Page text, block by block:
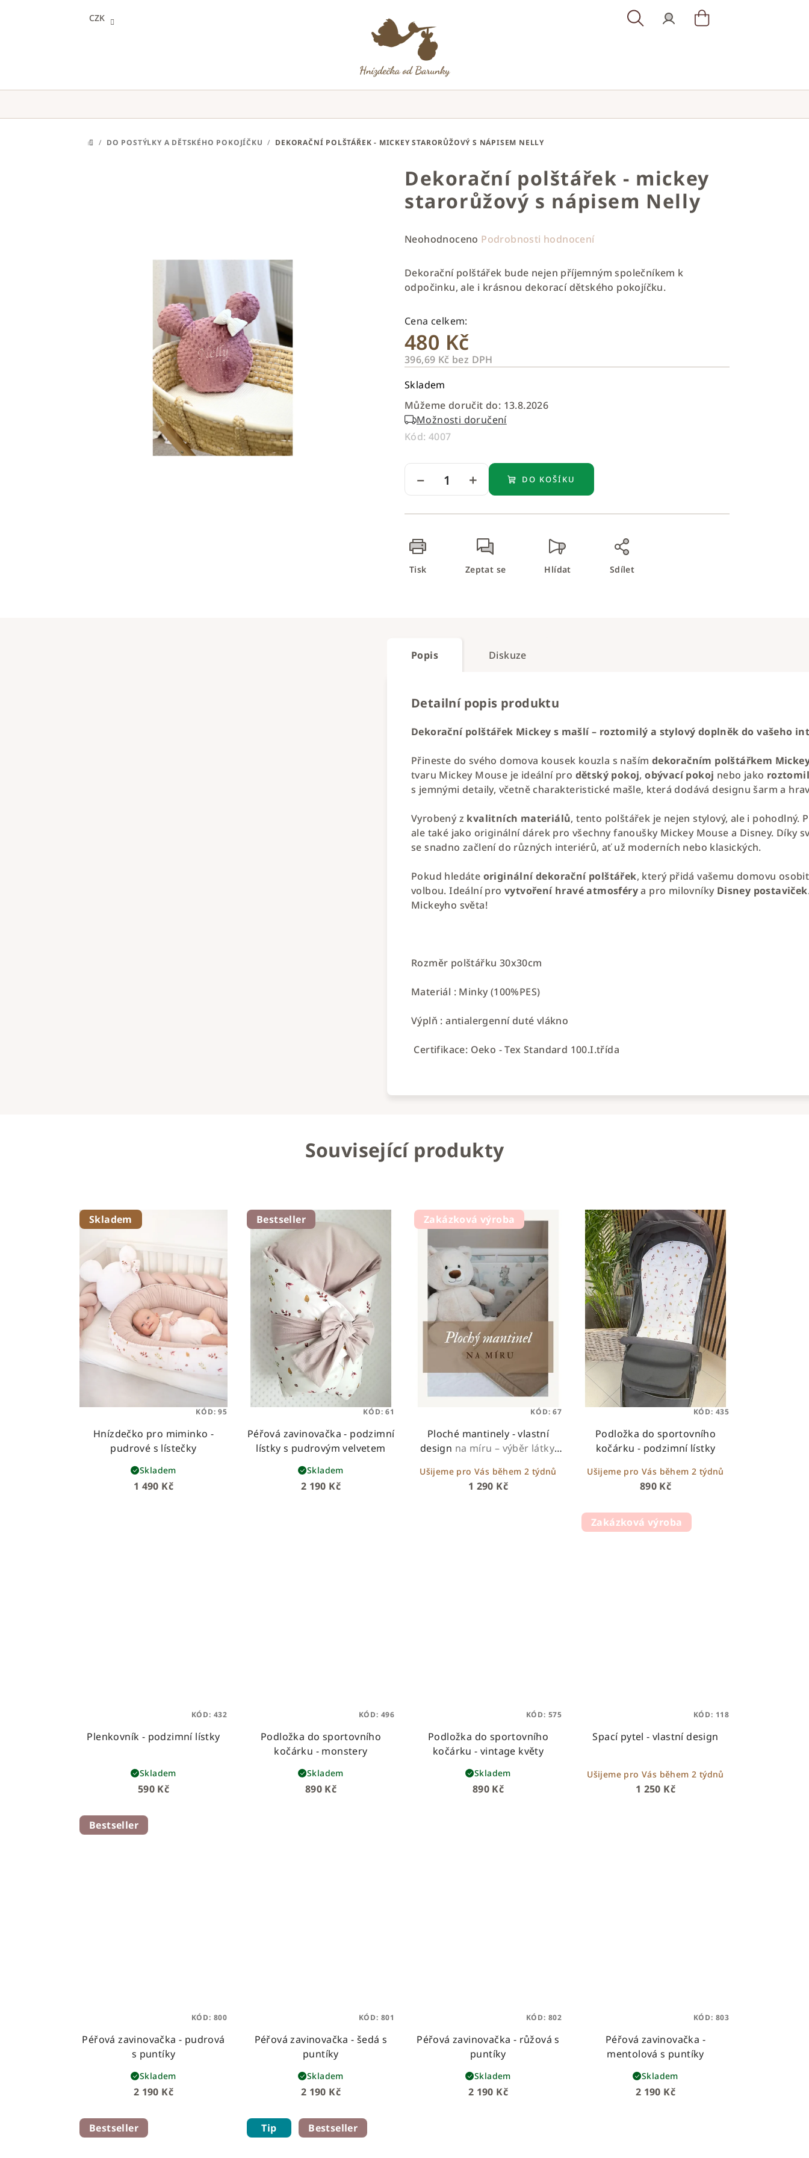
CZK
DOMŮ
/ DO POSTÝLKY A DĚTSKÉHO POKOJÍČKU / DEKORAČNÍ POLŠTÁŘEK - MICKEY STARORŮŽOVÝ S NÁPISEM NELLY
Dekorační polštářek - mickey
starorůžový s nápisem Nelly
Průměrné
produktu
0,0
5
hvězdiček.
Neohodnoceno Podrobnosti hodnocení
Dekorační polštářek bude nejen příjemným společníkem k
odpočinku, ale i krásnou dekorací dětského pokojíčku.
480 Kč
396,69 Kč bez DPH
cena:
Skladem
Můžeme doručit do: 13.8.2026
Možnosti doručení
Kód: 4007
+
− DO KOŠÍKU
Tisk Zeptat se Hlídat Sdílet
Popis Diskuze
Detailní popis produktu
Dekorační polštářek Mickey s mašlí – roztomilý a stylový doplněk do vašeho
Přineste do svého domova kousek kouzla s naším dekoračním polštářkem
tvaru Mickey Mouse je ideální pro dětský pokoj,obývací pokoj nebo jako
s jemnými detaily, včetně charakteristické mašle, která dodává designu šarm a
Vyrobený z kvalitních materiálů, tento polštářek je nejen stylový, ale i pohodlný.
ale také jako originální dárek pro všechny fanoušky Mickey Mouse a Disney. Díky
se snadno začlení do různých interiérů, ať už moderních nebo klasických.
Pokud hledáte originální dekorační polštářek, který přidá vašemu domovu
volbou. Ideální pro vytvoření hravé atmosférya pro milovníky Disney postaviček
Mickeyho světa!
Rozměr polštářku 30x30cm
Materiál : Minky (100%PES)
Výplň : antialergenní duté vlákno
Certifikace: Oeko - Tex Standard 100.I.třída
Související produkty
Skladem
Hnízdečko pro miminko -
pudrové s lístečky
1 490 Kč
Skladem
KÓD:95
Bestseller
Péřová zavinovačka - podzimní
lístky s pudrovým velvetem
2 190 Kč
Skladem
KÓD:61
Zakázková výroba
Ploché mantinely - vlastní
design na míru – výběr látky,
1 290 Kč
Ušijeme pro Vás během 2 týdnů
KÓD:67
Podložka do sportovního
kočárku - podzimní lístky
890 Kč
Ušijeme pro Vás během 2 týdnů
KÓD: 435
Plenkovník - podzimní lístky
590 Kč
Skladem
KÓD: 432
Podložka do sportovního
kočárku - monstery
890 Kč
Skladem
KÓD: 496
Podložka do sportovního
kočárku - vintage květy
890 Kč
Skladem
KÓD: 575
Zakázková výroba
Spací pytel - vlastní design
1 250 Kč
Ušijeme pro Vás během 2 týdnů
KÓD: 118
Bestseller
Péřová zavinovačka - pudrová
s puntíky
2 190 Kč
Skladem
KÓD: 800
Péřová zavinovačka - šedá s
puntíky
2 190 Kč
Skladem
KÓD: 801
Péřová zavinovačka - růžová s
puntíky
2 190 Kč
Skladem
KÓD: 802
Péřová zavinovačka -
mentolová s puntíky
2 190 Kč
Skladem
KÓD: 803
Bestseller Tip Bestseller